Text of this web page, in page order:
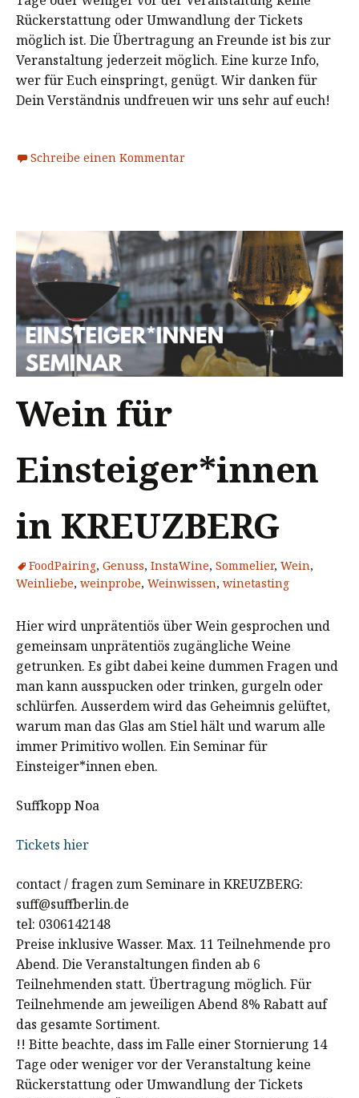
Rückerstattung oder Umwandlung der Tickets
möglich ist. Die Übertragung an Freunde ist bis zur
Veranstaltung jederzeit möglich. Eine kurze Info,
wer für Euch einspringt, genügt. Wir danken für
Dein Verständnis undfreuen wir uns sehr auf euch!
Schreibe einen Kommentar
Wein für
Einsteiger*innen
in KREUZBERG
FoodPairing, Genuss, InstaWine, Sommelier, Wein,
Weinliebe, weinprobe, Weinwissen, winetasting
Hier wird unprätentiös über Wein gesprochen und
gemeinsam unprätentiös zugängliche Weine
getrunken. Es gibt dabei keine dummen Fragen und
man kann ausspucken oder trinken, gurgeln oder
schlürfen. Ausserdem wird das Geheimnis gelüftet,
warum man das Glas am Stiel hält und warum alle
immer Primitivo wollen. Ein Seminar für
Einsteiger*innen eben.
Suffkopp Noa
Tickets hier
contact / fragen zum Seminare in KREUZBERG:
suff@suffberlin.de
tel: 0306142148
Preise inklusive Wasser. Max. 11 Teilnehmende pro
Abend. Die Veranstaltungen finden ab 6
Teilnehmenden statt. Übertragung möglich. Für
Teilnehmende am jeweiligen Abend 8% Rabatt auf
das gesamte Sortiment.
!! Bitte beachte, dass im Falle einer Stornierung 14
Tage oder weniger vor der Veranstaltung keine
Rückerstattung oder Umwandlung der Tickets